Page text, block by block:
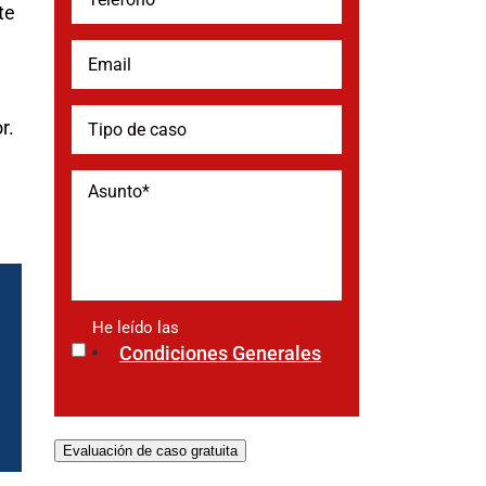
He leído las
Condiciones Generales
Evaluación de caso gratuita